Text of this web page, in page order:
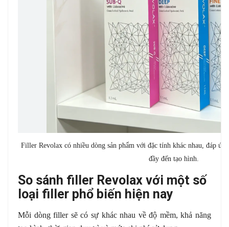
Filler Revolax có nhiều dòng sản phẩm với đặc tính khác nhau, đáp
đầy đến tạo hình.
So sánh filler Revolax với một số
loại filler phổ biến hiện nay
Mỗi dòng filler sẽ có sự khác nhau về độ mềm, khả năng